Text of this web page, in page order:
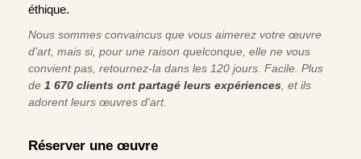
éthique.
Nous sommes convaincus que vous aimerez votre œuvre
d'art, mais si, pour une raison quelconque, elle ne vous
convient pas, retournez-la dans les 120 jours. Facile. Plus
de 1 670 clients ont partagé leurs expériences , et ils
adorent leurs œuvres d'art.
Réserver une œuvre